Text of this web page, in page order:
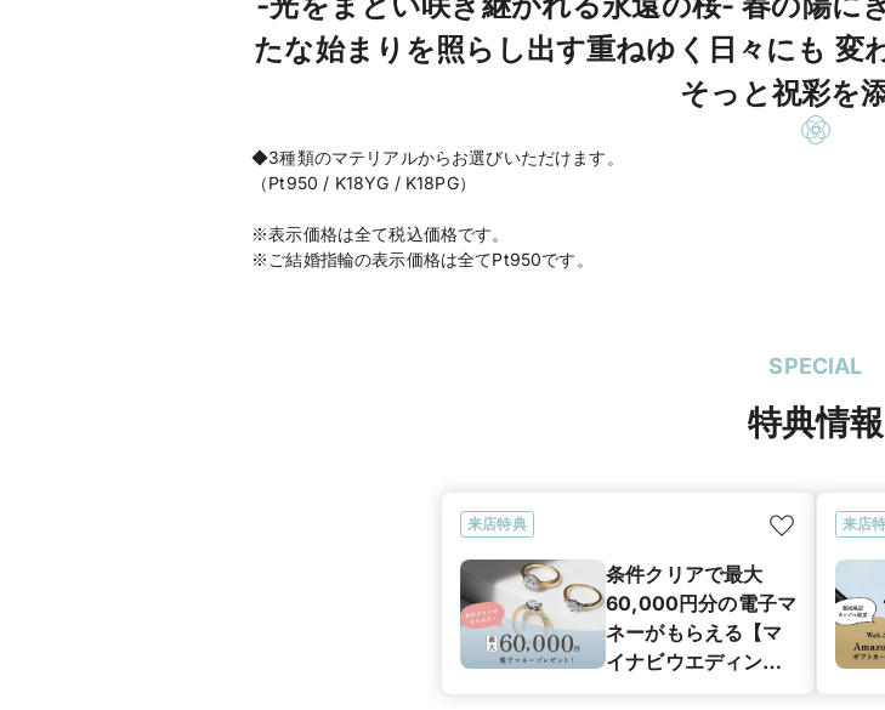
たな始まりを照らし出す重ねゆく日々にも 変
そっと祝彩を
◆3種類のマテリアルからお選びいただけます。
（Pt950 / K18YG / K18PG）
※表示価格は全て税込価格です。
※ご結婚指輪の表示価格は全てPt950です。
SPECIAL
特典情報
来店特典
条件クリアで最大
60,000円分の電子マ
ネーがもらえる【マ
イナビウエディング
来店